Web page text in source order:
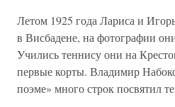
Летом 1925 года Лариса и
в Висбадене, на фотографии
Учились теннису они на
первые корты. Владимир
поэме» много строк посвятил